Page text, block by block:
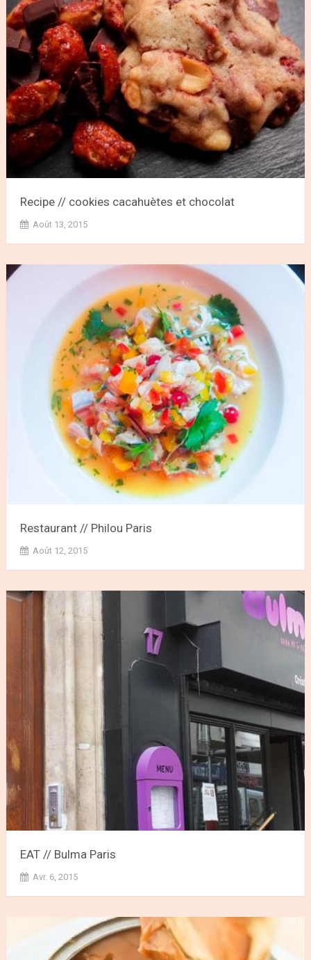
Recipe // cookies cacahuètes et chocolat
Août 13, 2015
Restaurant // Philou Paris
Août 12, 2015
EAT // Bulma Paris
Avr. 6, 2015